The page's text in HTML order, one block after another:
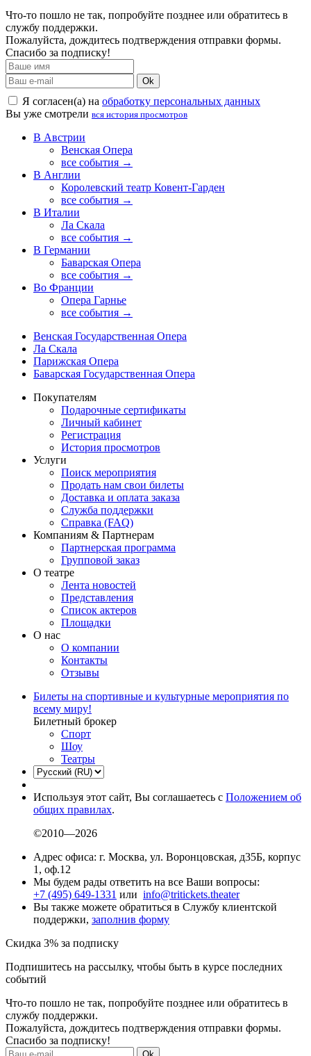
Что-то пошло не так, попробуйте позднее или обратитесь в
службу поддержки.
Пожалуйста, дождитесь подтверждения отправки формы.
Спасибо за подписку!
Ok
Я согласен(а) на обработку персональных данных
Вы уже смотрели вся история просмотров
В Австрии
Венская Опера
все события →
В Англии
Королевский театр Ковент-Гарден
все события →
В Италии
Ла Скала
все события →
В Германии
Баварская Опера
все события →
Во Франции
Опера Гарнье
все события →
Венская Государственная Опера
Ла Скала
Парижская Опера
Баварская Государственная Опера
Покупателям
Подарочные сертификаты
Личный кабинет
Регистрация
История просмотров
Услуги
Поиск мероприятия
Продать нам свои билеты
Доставка и оплата заказа
Служба поддержки
Справка (FAQ)
Компаниям & Партнерам
Партнерская программа
Групповой заказ
О театре
Лента новостей
Представления
Список актеров
Площадки
О нас
О компании
Контакты
Отзывы
Билеты на спортивные и культурные мероприятия по
всему миру!
Билетный брокер
Спорт
Шоу
Театры
Используя этот сайт, Вы соглашаетесь с Положением об
общих правилах.
©2010—2026
Адрес офиса: г. Москва, ул. Воронцовская, д35Б, корпус
1, оф.12
Мы будем рады ответить на все Ваши вопросы:
+7 (495) 649-1331 или info@tritickets.theater
Вы также можете обратиться в Службу клиентской
поддержки, заполнив форму
Скидка 3% за подписку
Подпишитесь на рассылку, чтобы быть в курсе последних
событий
Что-то пошло не так, попробуйте позднее или обратитесь в
службу поддержки.
Пожалуйста, дождитесь подтверждения отправки формы.
Спасибо за подписку!